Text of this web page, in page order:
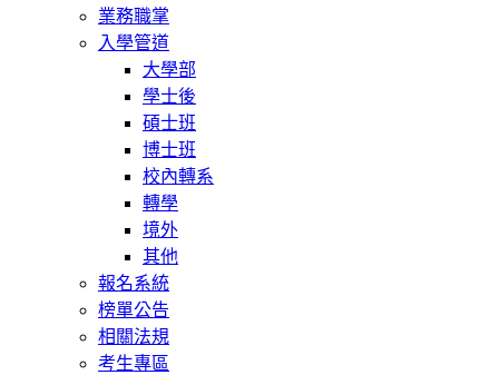
業務職掌
入學管道
大學部
學士後
碩士班
博士班
校內轉系
轉學
境外
其他
報名系統
榜單公告
相關法規
考生專區